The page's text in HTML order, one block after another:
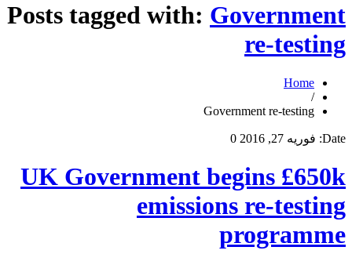
Posts tagged with: Government
re-testing
Home
/
Government re-testing
Date: فوریه 27, 2016 0
UK Government begins £650k
emissions re-testing
programme